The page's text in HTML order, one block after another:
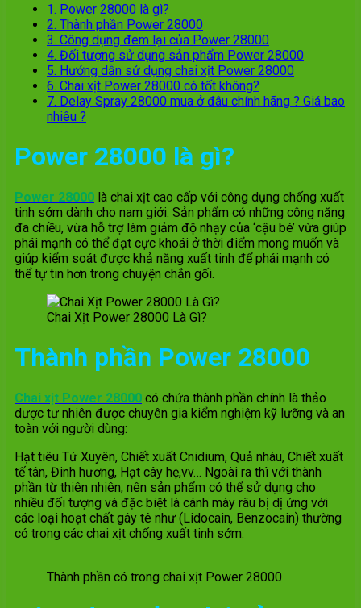
1. Power 28000 là gì?
2. Thành phần Power 28000
3. Công dụng đem lại của Power 28000
4. Đối tượng sử dụng sản phẩm Power 28000
5. Hướng dẫn sử dụng chai xịt Power 28000
6. Chai xịt Power 28000 có tốt không?
7. Delay Spray 28000 mua ở đâu chính hãng ? Giá bao
nhiêu ?
Power 28000 là gì?
Power 28000 là chai xịt cao cấp với công dụng chống xuất
tinh sớm dành cho nam giới. Sản phẩm có những công năng
đa chiều, vừa hỗ trợ làm giảm độ nhạy của ‘cậu bé’ vừa giúp
phái mạnh có thể đạt cực khoái ở thời điểm mong muốn và
giúp kiểm soát được khả năng xuất tinh để phái mạnh có
thể tự tin hơn trong chuyện chắn gối.
Chai Xịt Power 28000 Là Gì?
Thành phần Power 28000
Chai xịt Power 28000 có chứa thành phần chính là thảo
dược tư nhiên được chuyên gia kiểm nghiệm kỹ lưỡng và an
toàn với người dùng:
Hạt tiêu Tứ Xuyên, Chiết xuất Cnidium, Quả nhàu, Chiết xuất
tế tân, Đinh hương, Hạt cây hẹ,vv… Ngoài ra thì với thành
phần từ thiên nhiên, nên sản phẩm có thể sử dụng cho
nhiều đối tượng và đặc biệt là cánh mày râu bị dị ứng với
các loại hoạt chất gây tê như (Lidocain, Benzocain) thường
có trong các chai xịt chống xuất tinh sớm.
Thành phần có trong chai xịt Power 28000